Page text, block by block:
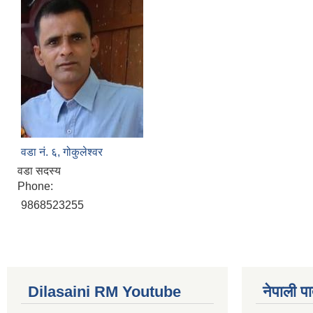
वडा नं. ६, गोकुलेश्वर
वडा सदस्य
Phone:
9868523255
Dilasaini RM Youtube नेपाली